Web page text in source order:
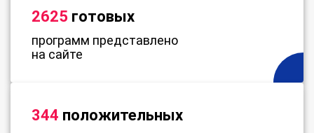
2625 готовых
программ представлено
на сайте
344 положительных